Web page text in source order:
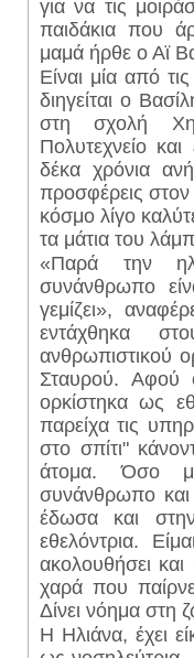
για να τις
παιδάκια που
μαμά ήρθε ο Αϊ
Είναι μία από
διηγείται ο
στη σχολή
Πολυτεχνείο
δέκα χρόνια
προσφέρεις
κόσμο λίγο
τα μάτια του
«Παρά την
συνάνθρωπο
γεμίζει»,
εντάχθηκα
ανθρωπιστικού
Σταυρού. Αφού
ορκίστηκα ως
παρείχα τις
στο σπίτι"
άτομα. Όσο
συνάνθρωπο και
έδωσα και
εθελόντρια.
ακολουθήσει
χαρά που
Δίνει νόημα στη
Η Ηλιάνα, έχει